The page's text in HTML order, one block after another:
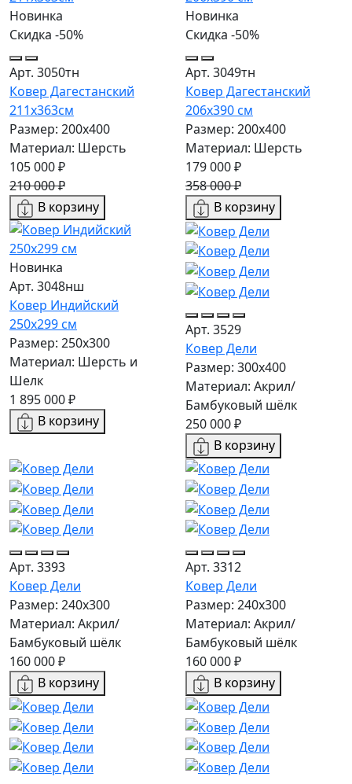
Новинка
Скидка -50%
Арт. 3050тн
Ковер Дагестанский
211x363см
Размер: 200х400
Материал: Шерсть
105 000 ₽
210 000 ₽
В корзину
Новинка
Скидка -50%
Арт. 3049тн
Ковер Дагестанский
206x390 см
Размер: 200х400
Материал: Шерсть
179 000 ₽
358 000 ₽
В корзину
Новинка
Арт. 3048нш
Ковер Индийский
250x299 см
Размер: 250x300
Материал: Шерсть и
Шелк
1 895 000 ₽
В корзину
Арт. 3529
Ковер Дели
Размер: 300х400
Материал: Акрил/
Бамбуковый шёлк
250 000 ₽
В корзину
Арт. 3393
Ковер Дели
Размер: 240х300
Материал: Акрил/
Бамбуковый шёлк
160 000 ₽
В корзину
Арт. 3312
Ковер Дели
Размер: 240х300
Материал: Акрил/
Бамбуковый шёлк
160 000 ₽
В корзину